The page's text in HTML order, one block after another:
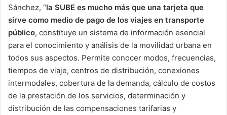
Sánchez, “la SUBE es mucho más que una tarjeta que
sirve como medio de pago de los viajes en transporte
público, constituye un sistema de información esencial
para el conocimiento y análisis de la movilidad urbana en
todos sus aspectos. Permite conocer modos, frecuencias,
tiempos de viaje, centros de distribución, conexiones
intermodales, cobertura de la demanda, cálculo de costos
de la prestación de los servicios, determinación y
distribución de las compensaciones tarifarias y